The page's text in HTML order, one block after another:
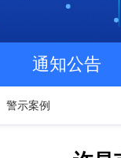
通知公告
警示案例